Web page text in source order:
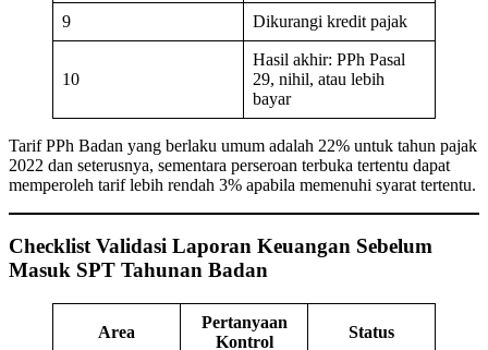
9 Dikurangi kredit pajak
10
Hasil akhir: PPh Pasal
29, nihil, atau lebih
bayar
Tarif PPh Badan yang berlaku umum adalah 22% untuk tahun pajak
2022 dan seterusnya, sementara perseroan terbuka tertentu dapat
memperoleh tarif lebih rendah 3% apabila memenuhi syarat tertentu.
Checklist Validasi Laporan Keuangan Sebelum
Masuk SPT Tahunan Badan
Area
Pertanyaan
Kontrol
Status